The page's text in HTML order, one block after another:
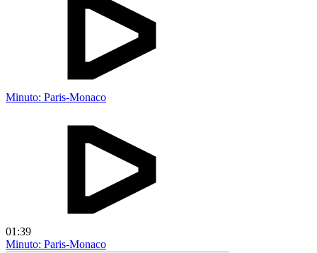
Minuto: Paris-Monaco
01:39
Minuto: Paris-Monaco